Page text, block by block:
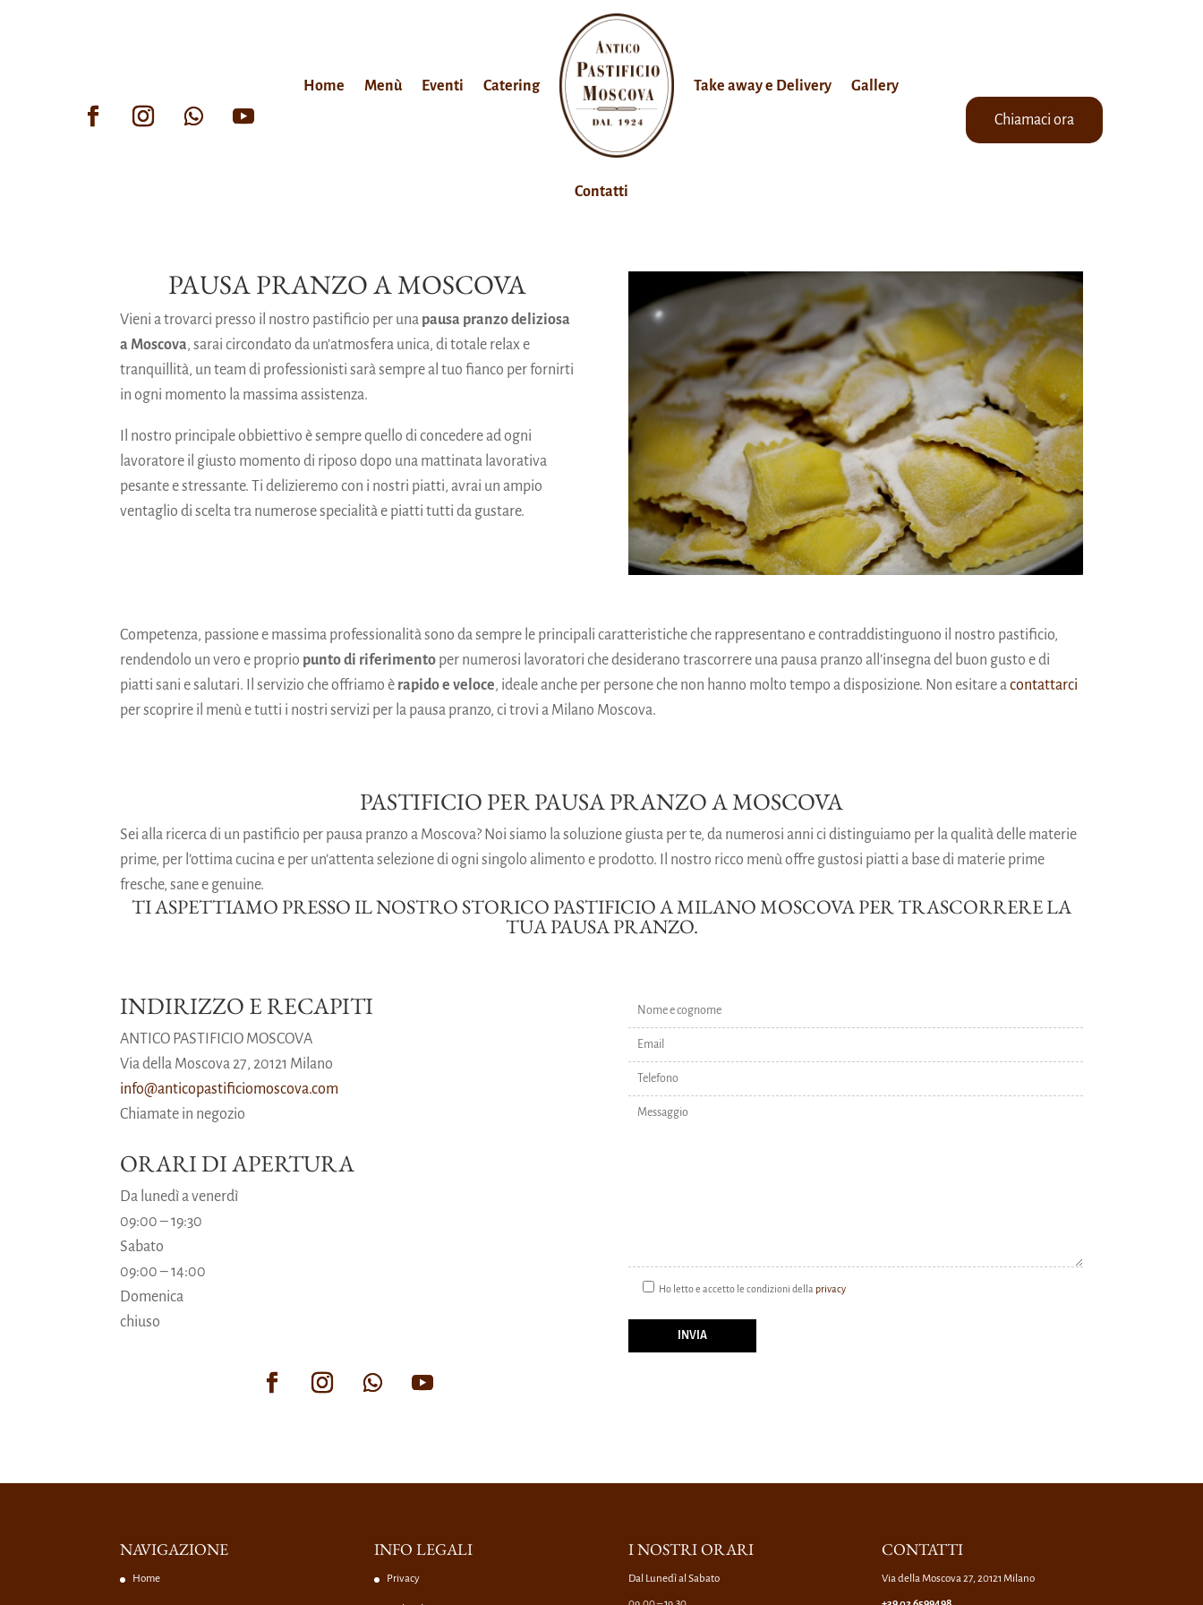
Home Menù Eventi Catering Take away e Delivery Gallery
Contatti
Chiamaci ora
PAUSA PRANZO A MOSCOVA
Vieni a trovarci presso il nostro pastificio per una pausa pranzo deliziosa
a Moscova, sarai circondato da un’atmosfera unica, di totale relax e
tranquillità, un team di professionisti sarà sempre al tuo fianco per fornirti
in ogni momento la massima assistenza.
Il nostro principale obbiettivo è sempre quello di concedere ad ogni
lavoratore il giusto momento di riposo dopo una mattinata lavorativa
pesante e stressante. Ti delizieremo con i nostri piatti, avrai un ampio
ventaglio di scelta tra numerose specialità e piatti tutti da gustare.
Competenza, passione e massima professionalità sono da sempre le principali caratteristiche che rappresentano e contraddistinguono il nostro pastificio,
rendendolo un vero e proprio punto di riferimento per numerosi lavoratori che desiderano trascorrere una pausa pranzo all’insegna del buon gusto e di
piatti sani e salutari. Il servizio che offriamo è rapido e veloce, ideale anche per persone che non hanno molto tempo a disposizione. Non esitare acontattarci
per scoprire il menù e tutti i nostri servizi per la pausa pranzo, ci trovi a Milano Moscova.
PASTIFICIO PER PAUSA PRANZO A MOSCOVA
Sei alla ricerca di un pastificio per pausa pranzo a Moscova? Noi siamo la soluzione giusta per te, da numerosi anni ci distinguiamo per la qualità delle materie
prime, per l’ottima cucina e per un’attenta selezione di ogni singolo alimento e prodotto. Il nostro ricco menù offre gustosi piatti a base di materie prime
fresche, sane e genuine.
TI ASPETTIAMO PRESSO IL NOSTRO STORICO PASTIFICIO A MILANO MOSCOVA PER TRASCORRERE LA
TUA PAUSA PRANZO.
INDIRIZZO E RECAPITI
ANTICO PASTIFICIO MOSCOVA
Via della Moscova 27, 20121 Milano
info@anticopastificiomoscova.com
Chiamate in negozio
ORARI DI APERTURA
Da lunedì a venerdì
09:00–19:30
Sabato
09:00–14:00
Domenica
chiuso
Ho letto e accetto le condizioni della privacy
NAVIGAZIONE
Home
INFO LEGALI
Privacy
I NOSTRI ORARI
Dal Lunedì al Sabato
CONTATTI
Via della Moscova 27, 20121 Milano